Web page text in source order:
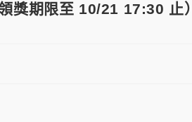
獎期限至 10/21 17:30 止）